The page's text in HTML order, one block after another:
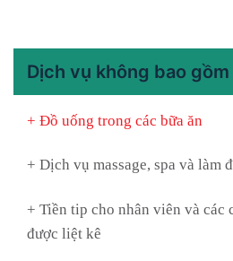
Dịch vụ không bao gồm
+ Đồ uống trong các bữa ăn
+ Dịch vụ massage, spa và làm
+ Tiền tip cho nhân viên và các
được liệt kê